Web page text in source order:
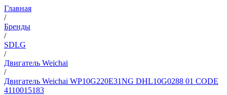
Главная
/
Бренды
/
SDLG
/
Двигатель Weichai
/
Двигатель Weichai WP10G220E31NG DHL10G0288 01 CODE
4110015183